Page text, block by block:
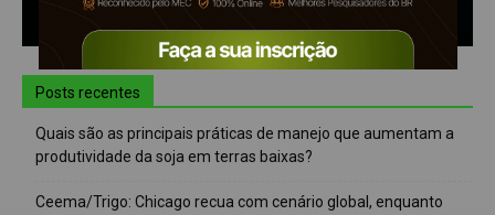
Posts recentes
Quais são as principais práticas de manejo que aumentam a
produtividade da soja em terras baixas?
Ceema/Trigo: Chicago recua com cenário global, enquanto